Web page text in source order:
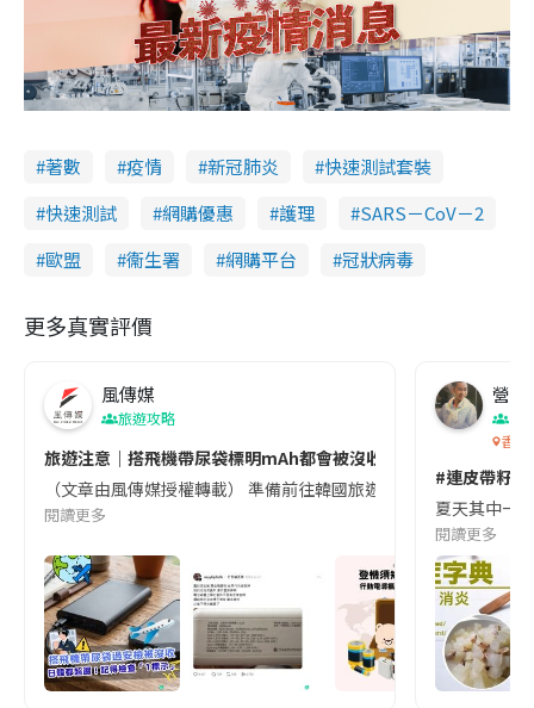
著數 疫情 新冠肺炎
快速測試套裝
快速測試
網購優惠 護理
SARS－CoV－2
歐盟
衞生署 網購平台 冠狀病毒
更多真實評價
風傳媒
旅遊攻略
旅遊注意｜搭飛機帶尿袋標明mAh都會被沒收😱出發前切記檢查
（文章由風傳媒授權轉載） 準備前往韓國旅遊的民眾，近期要
閱讀更多
營養
香港
#連皮帶籽
夏天其中一
閱讀更多